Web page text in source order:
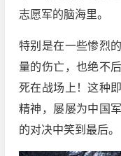
志愿军的脑海里。
特别是在一些惨烈
量的伤亡，也绝不
死在战场上！这种
精神，屡屡为中国
的对决中笑到最后。